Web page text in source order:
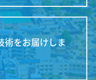
術をお届けしま